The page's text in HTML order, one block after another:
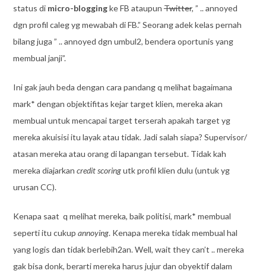
status di micro-bloggingke FB ataupunTwitter, ” .. annoyed
dgn profil caleg yg mewabah di FB.” Seorang adek kelas pernah
bilang juga ” .. annoyed dgn umbul2, bendera oportunis yang
membual janji”.
Ini gak jauh beda dengan cara pandang q melihat bagaimana
mark* dengan objektifitas kejar target klien, mereka akan
membual untuk mencapai target terserah apakah target yg
mereka akuisisi itu layak atau tidak. Jadi salah siapa? Supervisor/
atasan mereka atau orang di lapangan tersebut. Tidak kah
mereka diajarkan credit scoringutk profil klien dulu (untuk yg
urusan CC).
Kenapa saat q melihat mereka, baik politisi, mark* membual
seperti itu cukup annoying. Kenapa mereka tidak membual hal
yang logis dan tidak berlebih2an. Well, wait they can’t .. mereka
gak bisa donk, berarti mereka harus jujur dan obyektif dalam